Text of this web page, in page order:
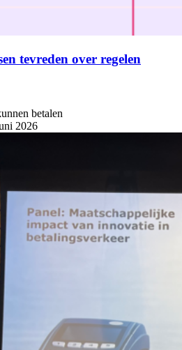
tevreden over regelen
betalen
2026